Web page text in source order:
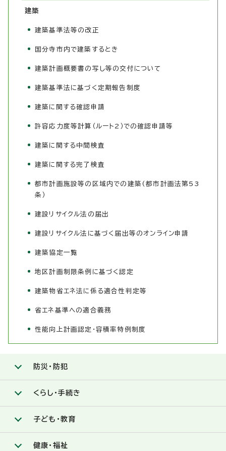
建築
建築基準法等の改正
国分寺市内で建築するとき
建築計画概要書の写し等の交付について
建築基準法に基づく定期報告制度
建築に関する確認申請
許容応力度等計算（ルート2）での確認申請等
建築に関する中間検査
建築に関する完了検査
都市計画施設等の区域内での建築(都市計画法第53
条）
建設リサイクル法の届出
建設リサイクル法に基づく届出等のオンライン申請
建築協定一覧
地区計画制限条例に基づく認定
建築物省エネ法に係る適合性判定等
省エネ基準への適合義務
性能向上計画認定・容積率特例制度
防災・防犯
くらし・手続き
子ども・教育
健康・福祉